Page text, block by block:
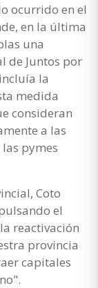
ocurrido en el
en la última
una
de Juntos por
la
medida
consideran
a las
pymes
Coto
el
reactivación
provincia
capitales